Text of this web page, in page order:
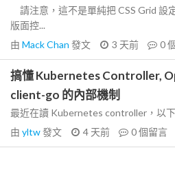
請注意，這不是單純把 CSS Grid 設
版面控...
由 Mack Chan 發文 3 天前 0
搞懂 Kubernetes Controller,
client-go 的內部機制
最近在讀 Kubernetes controller，以
由 yltw發文 4 天前 0個留言